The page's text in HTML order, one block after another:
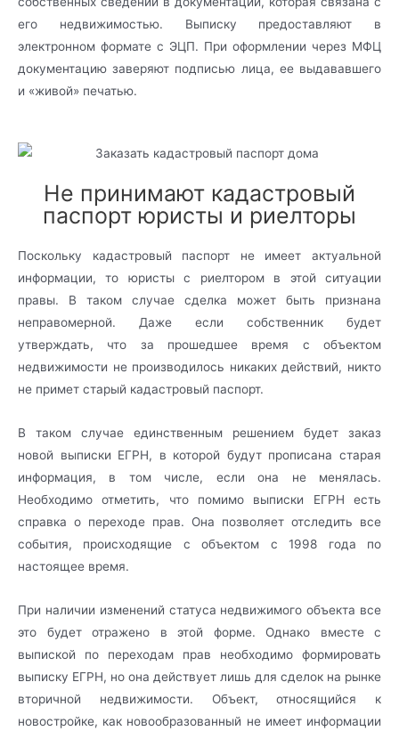
его недвижимостью. Выписку предоставляют в
электронном формате с ЭЦП. При оформлении через МФЦ
документацию заверяют подписью лица, ее выдававшего
и «живой» печатью.
Не принимают кадастровый
паспорт юристы и риелторы
Поскольку кадастровый паспорт не имеет актуальной
информации, то юристы с риелтором в этой ситуации
правы. В таком случае сделка может быть признана
неправомерной. Даже если собственник будет
утверждать, что за прошедшее время с объектом
недвижимости не производилось никаких действий, никто
не примет старый кадастровый паспорт.
В таком случае единственным решением будет заказ
новой выписки ЕГРН, в которой будут прописана старая
информация, в том числе, если она не менялась.
Необходимо отметить, что помимо выписки ЕГРН есть
справка о переходе прав. Она позволяет отследить все
события, происходящие с объектом с 1998 года по
настоящее время.
При наличии изменений статуса недвижимого объекта все
это будет отражено в этой форме. Однако вместе с
выпиской по переходам прав необходимо формировать
выписку ЕГРН, но она действует лишь для сделок на рынке
вторичной недвижимости. Объект, относящийся к
новостройке, как новообразованный не имеет информации